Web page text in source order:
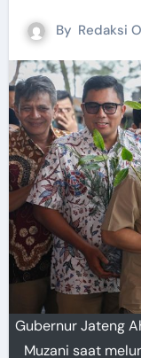
By Redaksi
Gubernur Jateng
Muzani saat